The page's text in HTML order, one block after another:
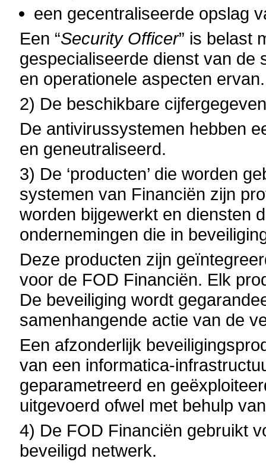
een gecentraliseerde opslag
Een “Security Officer” is belast
gespecialiseerde dienst van de
en operationele aspecten ervan.
2) De beschikbare
De antivirussystemen hebben
en geneutraliseerd.
3) De ‘producten’ die worden
systemen van Financiën zijn
worden bijgewerkt en diensten
ondernemingen die in
Deze producten zijn
voor de FOD Financiën. Elk
De beveiliging wordt
samenhangende actie van de
Een afzonderlijk
van een informatica-
geparametreerd en
uitgevoerd ofwel met behulp
4) De FOD Financiën gebruikt
beveiligd netwerk.